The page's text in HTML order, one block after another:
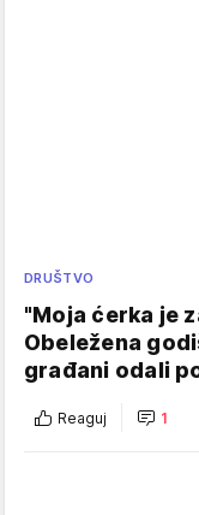
DRUŠTVO
"Moja ćerka je
Obeležena
građani odali
Reaguj 1